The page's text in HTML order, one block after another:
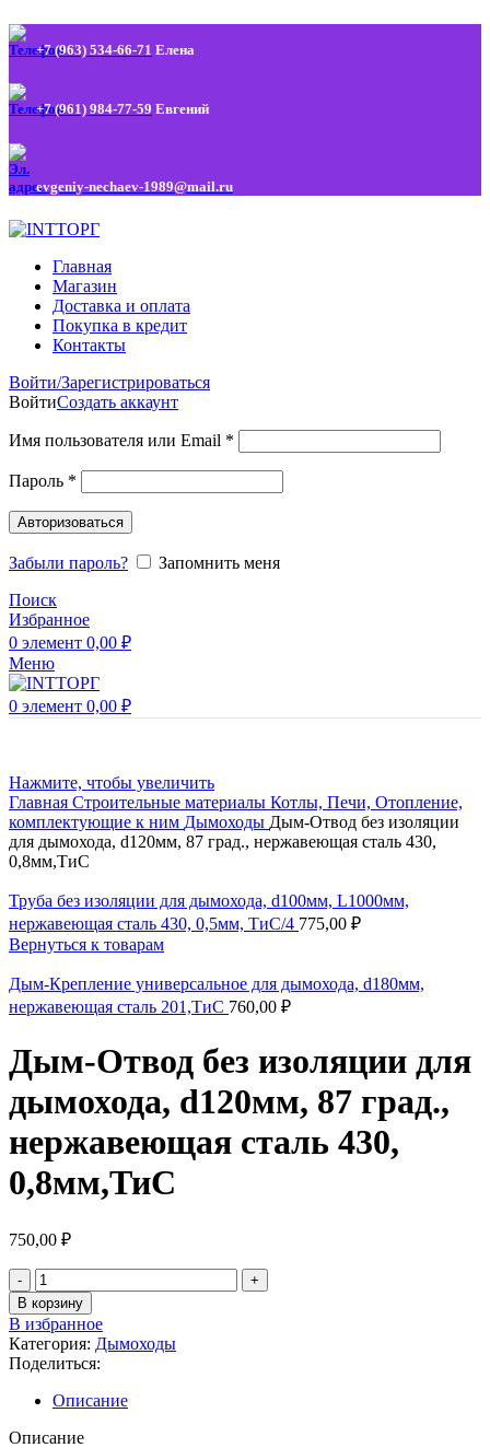
+7 (963) 534-66-71 Елена
+7 (961) 984-77-59 Евгений
evgeniy-nechaev-1989@mail.ru
Главная
Магазин
Доставка и оплата
Покупка в кредит
Контакты
Войти/Зарегистрироваться
ВойтиСоздать аккаунт
Имя пользователя или Email *
Пароль *
Авторизоваться
Забыли пароль?
Запомнить меня
Поиск
Избранное
0 элемент 0,00 ₽
Меню
0 элемент 0,00 ₽
Нажмите, чтобы увеличить
Главная Строительные материалы Котлы, Печи, Отопление,
комплектующие к ним Дымоходы Дым-Отвод без изоляции
для дымохода, d120мм, 87 град., нержавеющая сталь 430,
0,8мм,ТиС
Труба без изоляции для дымохода, d100мм, L1000мм,
нержавеющая сталь 430, 0,5мм, ТиС/4 775,00 ₽
Вернуться к товарам
Дым-Крепление универсальное для дымохода, d180мм,
нержавеющая сталь 201,ТиС 760,00 ₽
Дым-Отвод без изоляции для
дымохода, d120мм, 87 град.,
нержавеющая сталь 430,
0,8мм,ТиС
750,00 ₽
Количество
товара
Дым-
Отвод
без
изоляции
для
дымохода,
d120мм,
В корзину
В избранное
Категория: Дымоходы
Поделиться:
Описание
Описание